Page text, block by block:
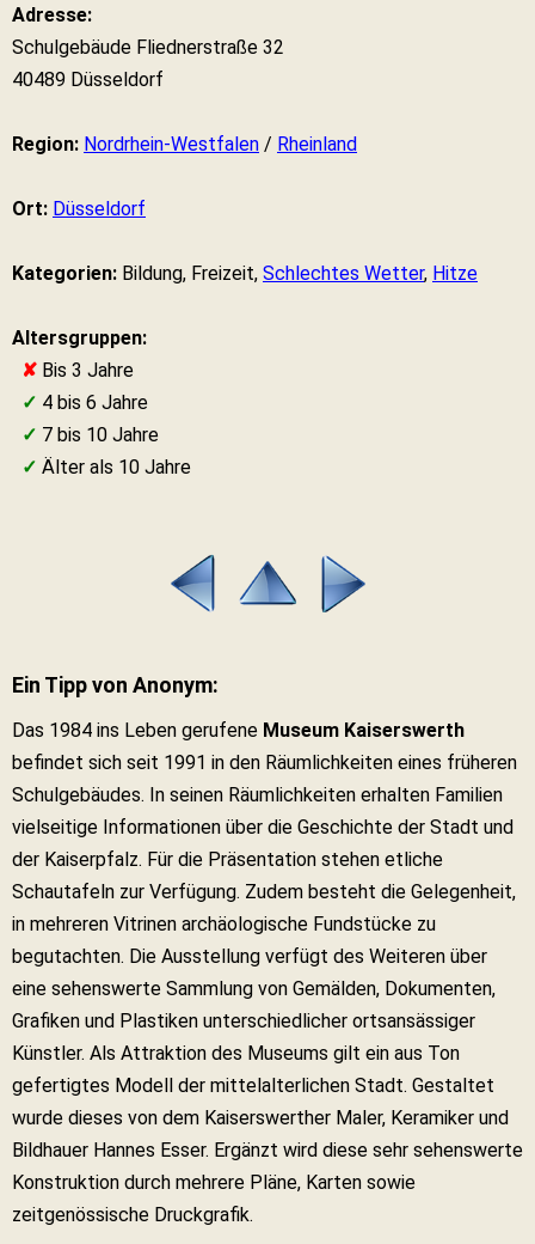
Adresse:
Schulgebäude Fliednerstraße 32
40489 Düsseldorf
Region: Nordrhein-Westfalen / Rheinland
Ort: Düsseldorf
Kategorien: Bildung, Freizeit, Schlechtes Wetter, Hitze
Altersgruppen:
✘ Bis 3 Jahre
✓ 4 bis 6 Jahre
✓ 7 bis 10 Jahre
✓ Älter als 10 Jahre
Ein Tipp von Anonym:
Das 1984 ins Leben gerufene Museum Kaiserswerth
befindet sich seit 1991 in den Räumlichkeiten eines früheren
Schulgebäudes. In seinen Räumlichkeiten erhalten Familien
vielseitige Informationen über die Geschichte der Stadt und
der Kaiserpfalz. Für die Präsentation stehen etliche
Schautafeln zur Verfügung. Zudem besteht die Gelegenheit,
in mehreren Vitrinen archäologische Fundstücke zu
begutachten. Die Ausstellung verfügt des Weiteren über
eine sehenswerte Sammlung von Gemälden, Dokumenten,
Grafiken und Plastiken unterschiedlicher ortsansässiger
Künstler. Als Attraktion des Museums gilt ein aus Ton
gefertigtes Modell der mittelalterlichen Stadt. Gestaltet
wurde dieses von dem Kaiserswerther Maler, Keramiker und
Bildhauer Hannes Esser. Ergänzt wird diese sehr sehenswerte
Konstruktion durch mehrere Pläne, Karten sowie
zeitgenössische Druckgrafik.